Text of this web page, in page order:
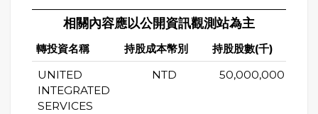
相關內容應以公開資訊觀測站為主
轉投資名稱 持股成本幣別 持股股數(千)
UNITED
INTEGRATED
SERVICES
NTD 50,000,000